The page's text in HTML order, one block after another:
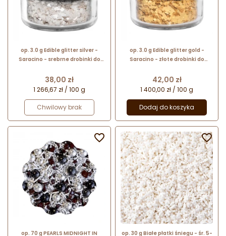
op. 3.0 g Edible glitter silver -
Saracino - srebrne drobinki do
spożywczych - srebrny brokat
spożywczy
Cena
38,00 zł
1 266,67 zł / 100 g
Chwilowy brak
op. 3.0 g Edible glitter gold -
Saracino - złote drobinki do
spożywczych - złoty brokat
spożywczy
Cena
42,00 zł
1 400,00 zł / 100 g
Dodaj do koszyka
op. 70 g PEARLS MIDNIGHT IN

op. 30 g Białe płatki śniegu - śr. 5-
